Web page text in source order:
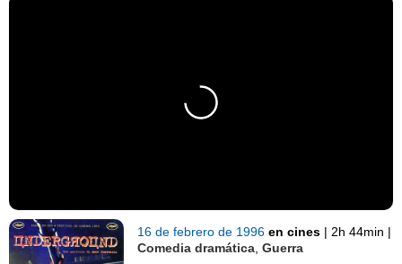
16 de febrero de 1996en cines | 2h 44min |
Comedia dramática ,Guerra